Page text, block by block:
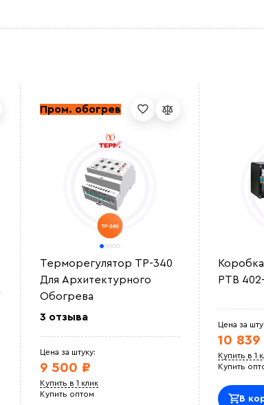
Пром. обогрев
Терморегулятор ТР-340
Для Архитектурного
Обогрева
3 отзыва
Цена за штуку:
9 500 ₽
Купить в 1 клик
Купить оптом
РТВ
Цена за
10 839
Купить в 1
Купить
В